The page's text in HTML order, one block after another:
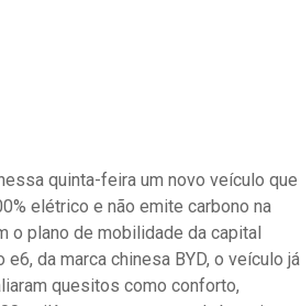
quinta-feira um novo veículo que
elétrico e não emite carbono na
o plano de mobilidade da capital
da marca chinesa BYD, o veículo já
quesitos como conforto,